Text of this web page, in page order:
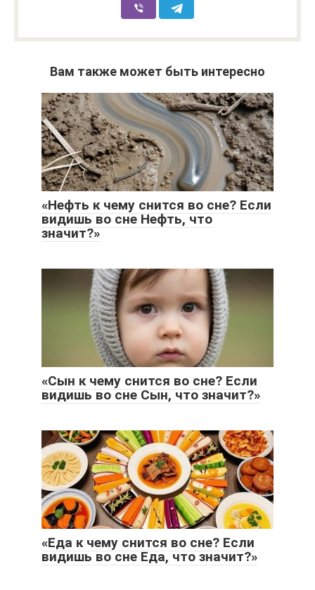
Вам также может быть интересно
«Нефть к чему снится во сне? Если
видишь во сне Нефть, что
значит?»
«Сын к чему снится во сне? Если
видишь во сне Сын, что значит?»
«Еда к чему снится во сне? Если
видишь во сне Еда, что значит?»